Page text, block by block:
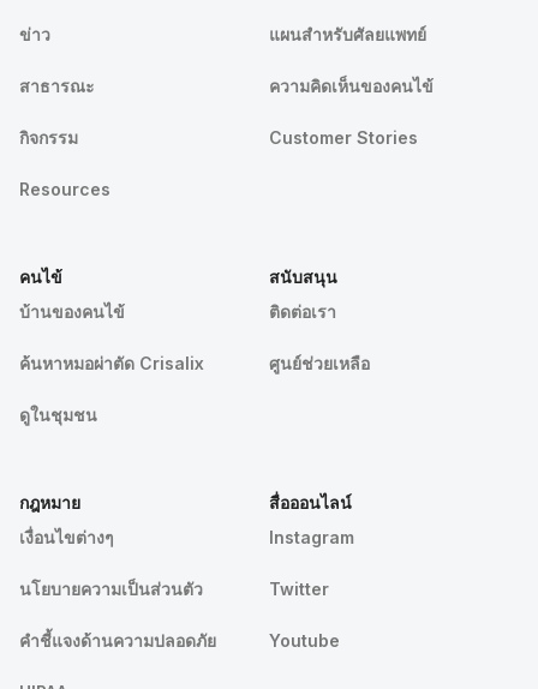
ข่าว
สาธารณะ
กิจกรรม
Resources
แผนสำหรับศัลยแพทย์
ความคิดเห็นของคนไข้
Customer Stories
คนไข้
บ้านของคนไข้
ค้นหาหมอผ่าตัด Crisalix
ดูในชุมชน
สนับสนุน
ติดต่อเรา
ศูนย์ช่วยเหลือ
กฎหมาย
เงื่อนไขต่างๆ
นโยบายความเป็นส่วนตัว
คําชี้แจงด้านความปลอดภัย
สื่อออนไลน์
Instagram
Twitter
Youtube